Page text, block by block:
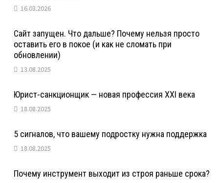
16.03.2026
Сайт запущен. Что дальше? Почему нельзя просто
оставить его в покое (и как не сломать при
обновлении)
13.08.2025
Юрист-санкционщик — новая профессия XXI века
18.08.2025
5 сигналов, что вашему подростку нужна поддержка
18.08.2025
Почему инструмент выходит из строя раньше срока?